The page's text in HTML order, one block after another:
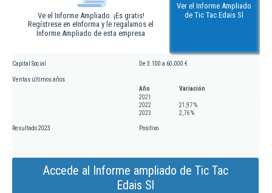
Ve el Informe Ampliado. ¡Es gratis!
Regístrese en eInforma y le regalamos el
Informe Ampliado de esta empresa
Ver el Informe Ampliado
de Tic Tac Edais Sl
Capital Social De 3.100 a 60.000 €
Ventas últimos años
Año
Variación
2021
2022
21,97 %
2023
2,76 %
Resultado 2023 Positivo
Accede al Informe ampliado de Tic Tac
Edais Sl